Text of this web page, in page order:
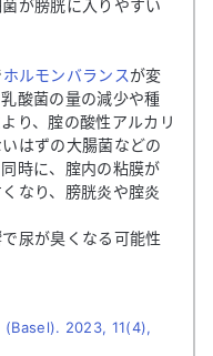
が膀胱に入りやすい
ホルモンバランスが変
酸菌の量の減少や種
り、腟の酸性アルカリ
はずの大腸菌などの
時に、腟内の粘膜が
なり、膀胱炎や腟炎
尿が臭くなる可能性
2023, 11(4),